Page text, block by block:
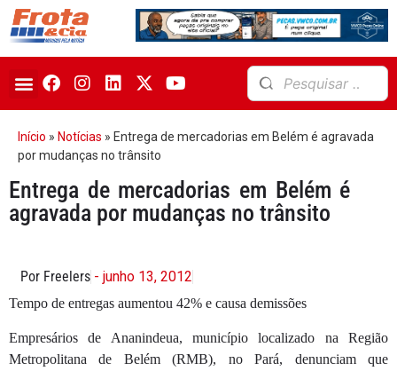
Início » Notícias » Entrega de mercadorias em Belém é agravada
por mudanças no trânsito
Entrega de mercadorias em Belém é
agravada por mudanças no trânsito
Por Freelers - junho 13, 2012
Tempo de entregas aumentou 42% e causa demissões
Empresários de Ananindeua, município localizado na Região
Metropolitana de Belém (RMB), no Pará, denunciam que